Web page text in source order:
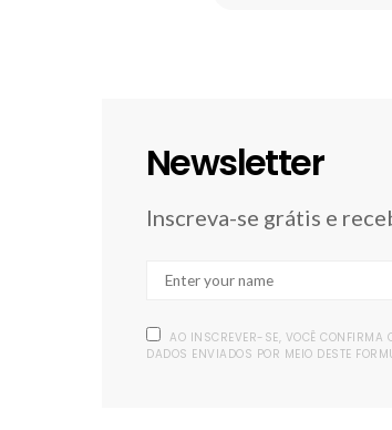
Newsletter
Inscreva-se grátis e
AO INSCREVER-SE, VOCÊ CONFIRMA
DADOS ENVIADOS POR MEIO DESTE